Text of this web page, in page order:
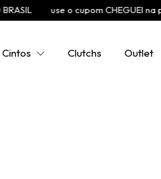
use o cupom CHEGUEI na
Cintos Clutchs Outlet